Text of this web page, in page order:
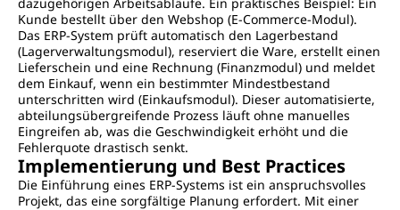
Kunde bestellt über den Webshop (E-Commerce-Modul).
Das ERP-System prüft automatisch den Lagerbestand
(Lagerverwaltungsmodul), reserviert die Ware, erstellt einen
Lieferschein und eine Rechnung (Finanzmodul) und meldet
dem Einkauf, wenn ein bestimmter Mindestbestand
unterschritten wird (Einkaufsmodul). Dieser automatisierte,
abteilungsübergreifende Prozess läuft ohne manuelles
Eingreifen ab, was die Geschwindigkeit erhöht und die
Fehlerquote drastisch senkt.
Implementierung und Best Practices
Die Einführung eines ERP-Systems ist ein anspruchsvolles
Projekt, das eine sorgfältige Planung erfordert. Mit einer